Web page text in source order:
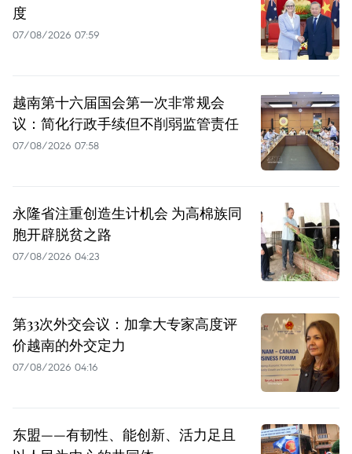
度
07/08/2026 07:59
越南第十六届国会第一次非常规会
议：简化行政手续但不削弱监管责任
07/08/2026 07:58
永隆省注重创造生计机会 为高棉族同
胞开辟脱贫之路
07/08/2026 04:23
第33次外交会议：加拿大专家高度评
价越南的外交定力
07/08/2026 04:16
东盟——有韧性、能创新、活力足且